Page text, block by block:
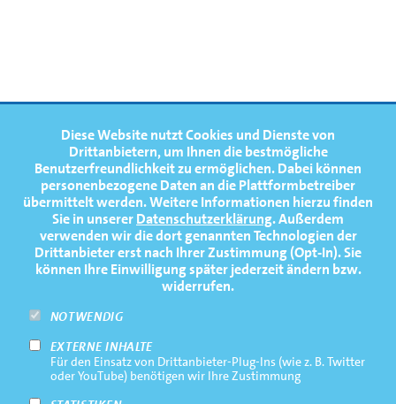
Diese Website nutzt Cookies und Dienste von
Drittanbietern, um Ihnen die bestmögliche
Benutzerfreundlichkeit zu ermöglichen.Dabei können
personenbezogene Daten an die Plattformbetreiber
übermittelt werden. Weitere Informationen hierzu finden
Sie in unsererDatenschutzerklärung. Außerdem
verwenden wir die dort genannten Technologien der
Drittanbieter erst nach Ihrer Zustimmung (Opt-In). Sie
können Ihre Einwilligung später jederzeit ändern bzw.
widerrufen.
NOTWENDIG
EXTERNE INHALTE
Für den Einsatz von Drittanbieter-Plug-Ins (wie z. B. Twitter
oder YouTube) benötigen wir Ihre Zustimmung
Lars Trampert
1 2
FOOTERNAVIGATION
NEWS
TERMINE
MEDIATHEK
PRESSE
FAQ
NEWSLETTER
Footernavigation
Bottom
Impressum